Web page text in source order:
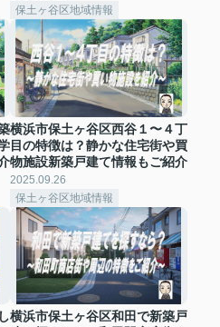
保土ヶ谷区地域情報
横浜市保土ヶ谷区西谷１〜４丁
目の特徴は？静かな住宅街や買
物施設新築戸建て情報もご紹介
2025.09.26
保土ヶ谷区地域情報
横浜市保土ヶ谷区和田で新築戸